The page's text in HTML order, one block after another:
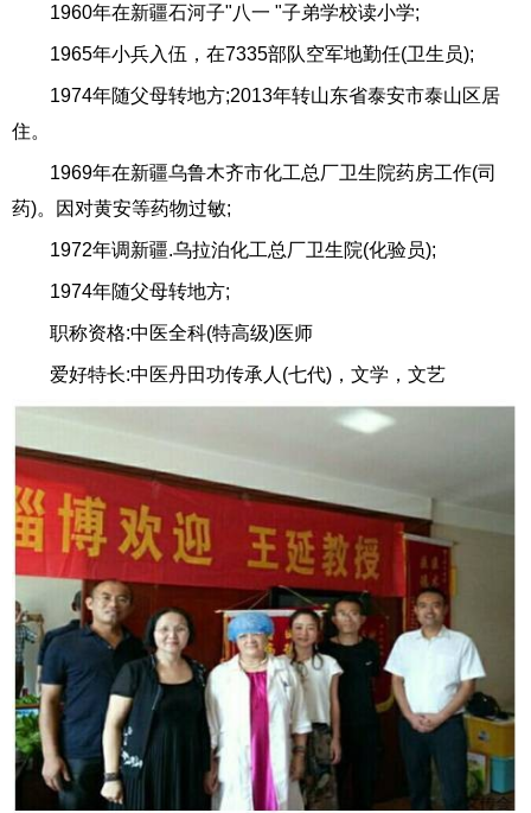
1960年在新疆石河子"八一 "子弟学校读小学;
1965年小兵入伍，在7335部队空军地勤任(卫生员);
1974年随父母转地方;2013年转山东省泰安市泰山区居
住。
1969年在新疆乌鲁木齐市化工总厂卫生院药房工作(司
药)。因对黄安等药物过敏;
1972年调新疆.乌拉泊化工总厂卫生院(化验员);
1974年随父母转地方;
职称资格:中医全科(特高级)医师
爱好特长:中医丹田功传承人(七代)，文学，文艺